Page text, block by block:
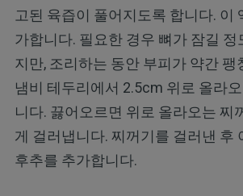
고된 육즙이 풀어지도록 합니다. 이
가합니다. 필요한 경우 뼈가 잠길
지만, 조리하는 동안 부피가 약간
냄비 테두리에서 2.5cm 위로 올라
니다. 끓어오르면 위로 올라오는 찌
게 걸러냅니다. 찌꺼기를 걸러낸 후
후추를 추가합니다.